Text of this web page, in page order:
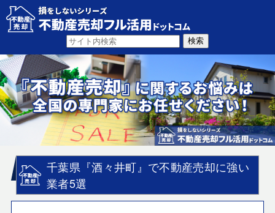
千葉県『酒々井町』で不動産売却に強い
業者5選